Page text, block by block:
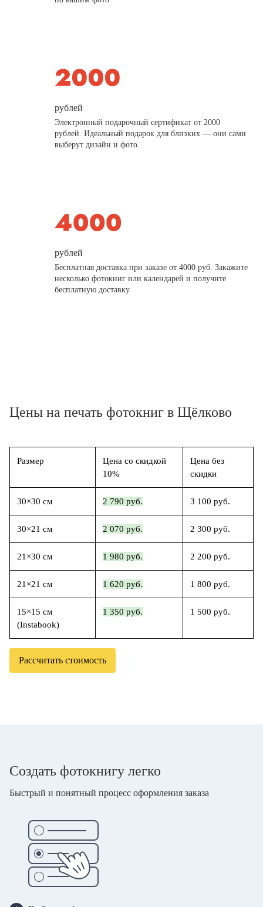
рублей
Электронный подарочный сертификат от 2000
рублей. Идеальный подарок для близких — они сами
выберут дизайн и фото
рублей
Бесплатная доставка при заказе от 4000 руб. Закажите
несколько фотокниг или календарей и получите
бесплатную доставку
Цены на печать фотокниг в Щёлково
Размер
Цена со скидкой
10%
Цена без
скидки
30×30 см 2 790 руб. 3 100 руб.
30×21 см 2 070 руб. 2 300 руб.
21×30 см 1 980 руб. 2 200 руб.
21×21 см 1 620 руб. 1 800 руб.
15×15 см
(Instabook)
1 350 руб. 1 500 руб.
Рассчитать стоимость
Создать фотокнигу легко
Быстрый и понятный процесс оформления заказа